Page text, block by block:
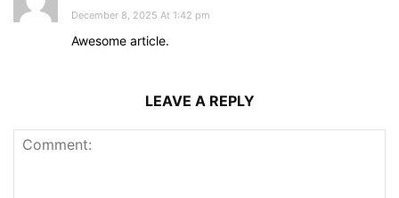
December 8, 2025 At 1:42 pm
Awesome article.
LEAVE A REPLY